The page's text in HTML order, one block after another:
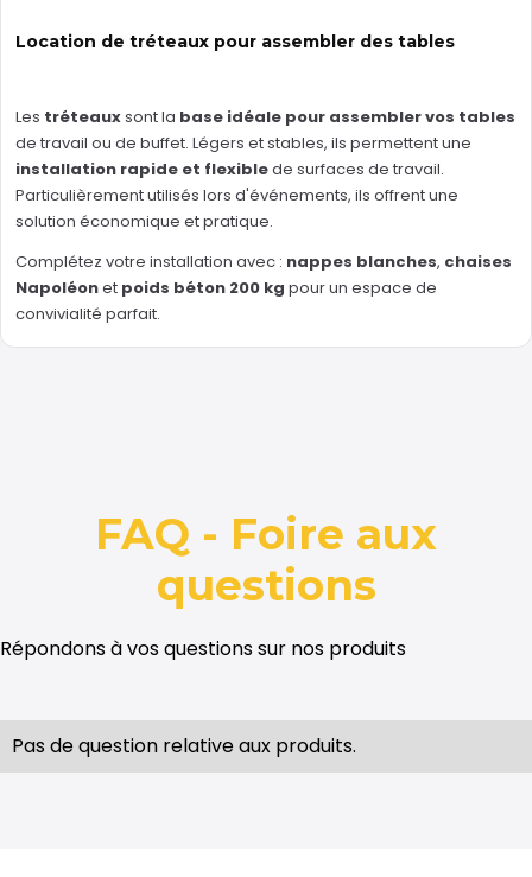
Location de tréteaux pour assembler des tables
Les tréteauxsont la base idéale pour assembler vos tables
de travail ou de buffet. Légers et stables, ils permettent une
installation rapide et flexiblede surfaces de travail.
Particulièrement utilisés lors d'événements, ils offrent une
solution économique et pratique.
Complétez votre installation avec : nappes blanches, chaises
Napoléonet poids béton 200 kg pour un espace de
convivialité parfait.
FAQ - Foire aux
questions
Répondons à vos questions sur nos produits
Pas de question relative aux produits.